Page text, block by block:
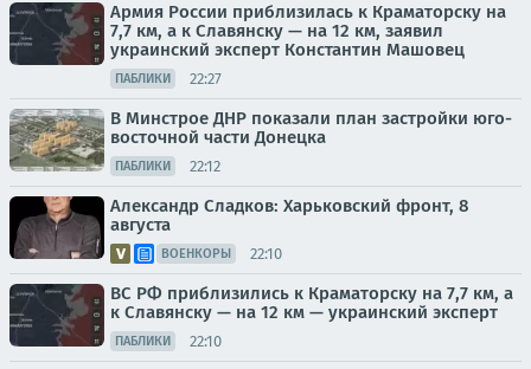
Армия России приблизилась к Краматорску на
7,7 км, а к Славянску — на 12 км, заявил
украинский эксперт Константин Машовец
ПАБЛИКИ 22:27
В Минстрое ДНР показали план застройки юго-
восточной части Донецка
ПАБЛИКИ 22:12
Александр Сладков: Харьковский фронт, 8
августа
ВОЕНКОРЫ 22:10
ВС РФ приблизились к Краматорску на 7,7 км, а
к Славянску — на 12 км — украинский эксперт
ПАБЛИКИ 22:10